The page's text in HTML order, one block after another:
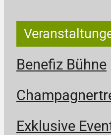
Benefiz Bühne
Exklusive